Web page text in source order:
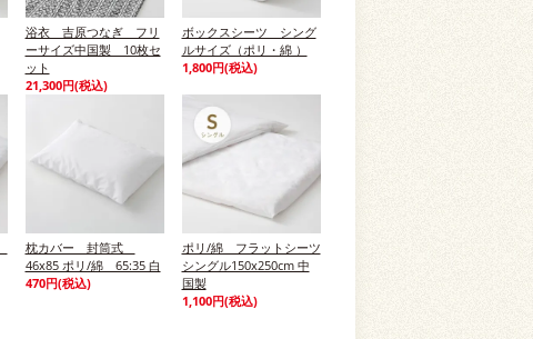
浴衣 吉原つなぎ フリ
ーサイズ中国製 10枚セ
ット
21,300円(税込)
ボックスシーツ シング
ルサイズ（ポリ・綿 ）
1,800円(税込)
枕カバー 封筒式
46x85 ポリ/綿 65:35 白
470円(税込)
ポリ/綿 フラットシーツ
シングル150x250cm 中
国製
1,100円(税込)